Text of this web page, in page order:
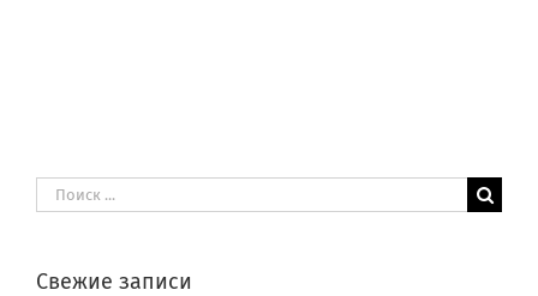
Результат
поиска:
Свежие записи